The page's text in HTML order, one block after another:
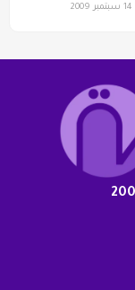
14 سبتمبر 2009